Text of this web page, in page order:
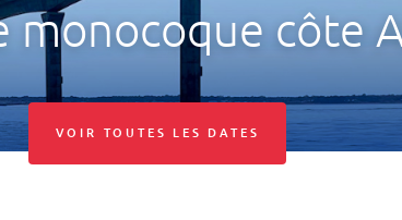
monocoque côte
VOIR TOUTES LES DATES